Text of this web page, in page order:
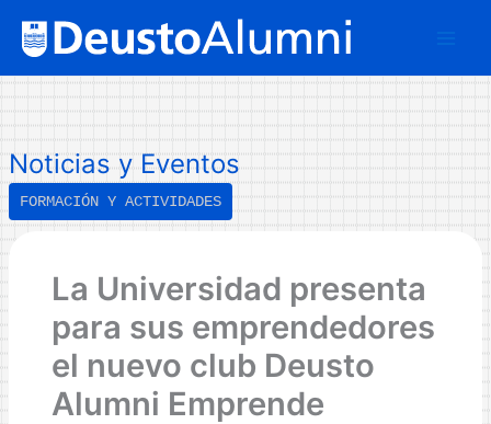
u
s
c
a
r
Noticias y Eventos
FORMACIÓN Y ACTIVIDADES
La Universidad presenta
para sus emprendedores
el nuevo club Deusto
Alumni Emprende